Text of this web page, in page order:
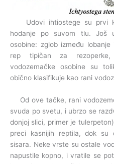
Udovi ihtiostege su prvi
hodanje po suvom tlu. Još
osobine: zglob između
rep tipičan za
vodozemačke osobine su
obično klasifikuje kao rani
Od ove tačke, rani
svuda po svetu, i ubrzo se
donjoj slici, primer je
preci kasnijih reptila, dok su
sisara. Neke vrste su ostale
napustile kopno, i vratile se